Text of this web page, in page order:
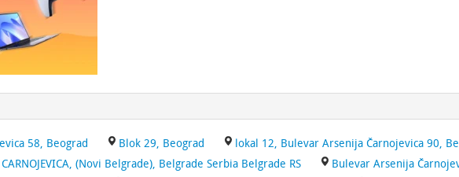
58, Beograd Blok 29, Beograd
lokal 12, Bulevar Arsenija Čarnojevica 90,
CARNOJEVICA, (Novi Belgrade), Belgrade Serbia Belgrade RS
Bulevar Arsenija